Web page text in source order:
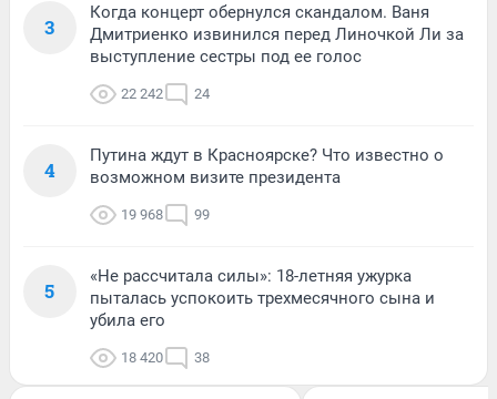
3
Когда концерт обернулся скандалом. Ваня
Дмитриенко извинился перед Линочкой Ли за
выступление сестры под ее голос
22 242 24
4
Путина ждут в Красноярске? Что известно о
возможном визите президента
19 968 99
5
«Не рассчитала силы»: 18-летняя ужурка
пыталась успокоить трехмесячного сына и
убила его
18 420 38